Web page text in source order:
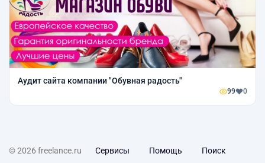
Аудит сайта компании "Обувная радость"
99 0
© 2026 freelance.ru Сервисы Помощь Поиск